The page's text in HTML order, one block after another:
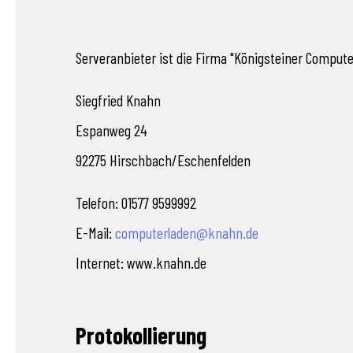
Serveranbieter ist die Firma "Königsteiner
Siegfried Knahn
Espanweg 24
92275 Hirschbach/Eschenfelden
Telefon: 01577 9599992
E-Mail: computerladen@knahn.de
Internet: www.knahn.de
Protokollierung